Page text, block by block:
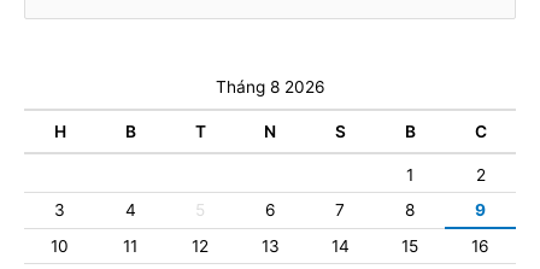
Tháng 8 2026
H B T N S B C
1
2
3
4 5 6 7 8
9
10
11 12 13 14 15 16